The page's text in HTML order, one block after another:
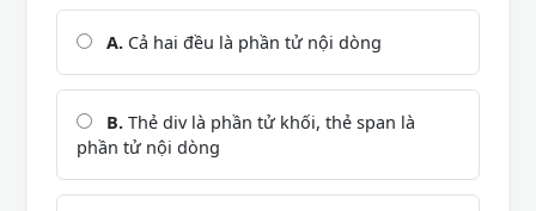
A. Cả hai đều là phần tử nội dòng
B. Thẻ div là phần tử khối, thẻ span là
phần tử nội dòng